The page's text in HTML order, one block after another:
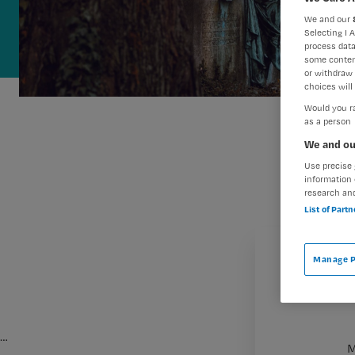
…
We and our
Selecting I
process
some
or withdraw
choices will
Would you
as a person
We and
Use
information
research
List of
Manage